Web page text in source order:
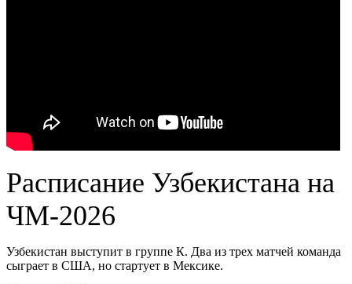
Расписание Узбекистана на
ЧМ-2026
Узбекистан выступит в группе К. Два из трех матчей команда
сыграет в США, но стартует в Мексике.